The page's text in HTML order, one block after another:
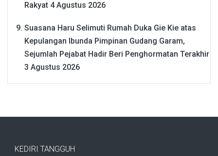
Rakyat 4 Agustus 2026
Suasana Haru Selimuti Rumah Duka Gie Kie atas
Kepulangan Ibunda Pimpinan Gudang Garam,
Sejumlah Pejabat Hadir Beri Penghormatan Terakhir
3 Agustus 2026
KEDIRI TANGGUH